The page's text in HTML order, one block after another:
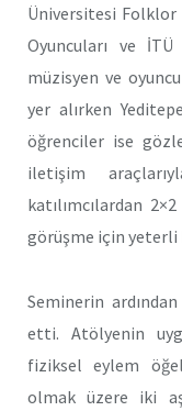
Üniversitesi Folklor
Oyuncuları ve İTÜ
müzisyen ve
yer alırken
öğrenciler ise
iletişim
katılımcılardan
görüşme için yeterli
Seminerin
etti. Atölyenin
fiziksel eylem
olmak üzere iki